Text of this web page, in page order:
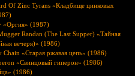
Of Zinc Tyrans «Кладбище цинковых
«Оргия» (1987)
Randan (The Last Supper) «Тайная
вечеря)» (1986)
Chain «Старая ржавая цепь» (1986)
«Свинцовый гиперон» (1986)
(1986)